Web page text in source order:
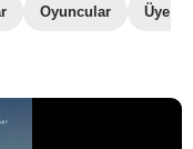
Oyuncular Üye